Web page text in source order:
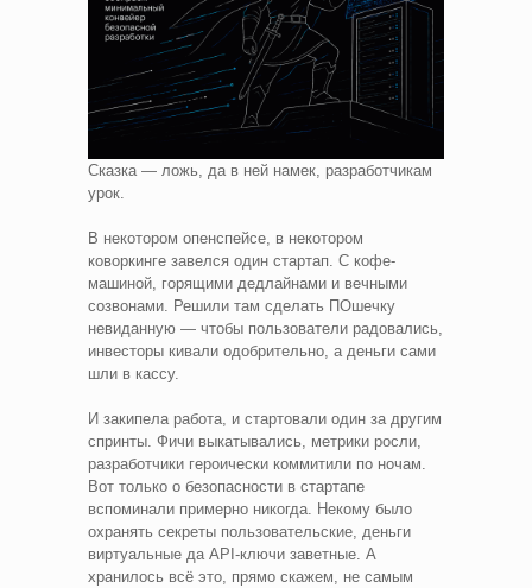
Сказка — ложь, да в ней намек, разработчикам
урок.
В некотором опенспейсе, в некотором
коворкинге завелся один стартап. С кофе-
машиной, горящими дедлайнами и вечными
созвонами. Решили там сделать ПОшечку
невиданную — чтобы пользователи радовались,
инвесторы кивали одобрительно, а деньги сами
шли в кассу.
И закипела работа, и стартовали один за другим
спринты. Фичи выкатывались, метрики росли,
разработчики героически коммитили по ночам.
Вот только о безопасности в стартапе
вспоминали примерно никогда. Некому было
охранять секреты пользовательские, деньги
виртуальные да API-ключи заветные. А
хранилось всё это, прямо скажем, не самым